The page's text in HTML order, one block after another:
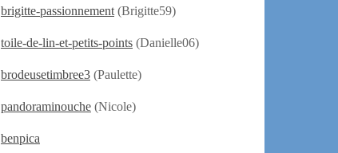
brigitte-passionnement (Brigitte59)
toile-de-lin-et-petits-points (Danielle06)
brodeusetimbree3 (Paulette)
pandoraminouche (Nicole)
benpica